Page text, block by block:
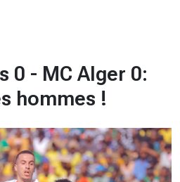
0 - MC Alger 0:
hommes !